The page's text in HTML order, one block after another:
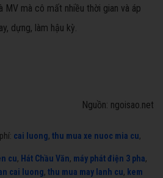
MV mà cô mất nhiều thời gian và áp
dựng, làm hậu kỳ.
Nguồn: ngoisao.net
cai luong, thu mua xe nuoc mia cu,
cu, Hát Chầu Văn, máy phát điện 3 pha,
cai luong, thu mua may lanh cu, kem